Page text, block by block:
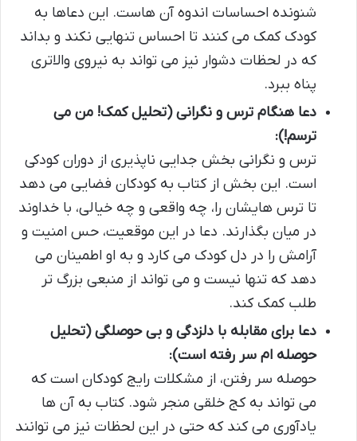
شنونده احساسات اندوه آن هاست. این دعاها به
کودک کمک می کنند تا احساس تنهایی نکند و بداند
که در لحظات دشوار نیز می تواند به نیروی والاتری
پناه ببرد.
دعا هنگام ترس و نگرانی (تحلیل کمک! من می
ترسم!):
ترس و نگرانی بخش جدایی ناپذیری از دوران کودکی
است. این بخش از کتاب به کودکان فضایی می دهد
تا ترس هایشان را، چه واقعی و چه خیالی، با خداوند
در میان بگذارند. دعا در این موقعیت، حس امنیت و
آرامش را در دل کودک می کارد و به او اطمینان می
دهد که تنها نیست و می تواند از منبعی بزرگ تر
طلب کمک کند.
دعا برای مقابله با دلزدگی و بی حوصلگی (تحلیل
حوصله ام سر رفته است):
حوصله سر رفتن، از مشکلات رایج کودکان است که
می تواند به کج خلقی منجر شود. کتاب به آن ها
یادآوری می کند که حتی در این لحظات نیز می توانند